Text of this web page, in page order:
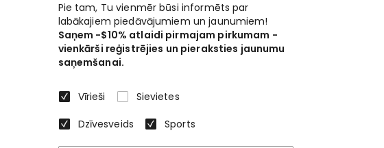
Pie tam, Tu vienmēr būsi informēts par
labākajiem piedāvājumiem un jaunumiem!
Saņem -$10% atlaidi pirmajam pirkumam -
vienkārši reģistrējies un pieraksties jaunumu
saņemšanai.
Vīrieši
Sievietes
Dzīvesveids
Sports